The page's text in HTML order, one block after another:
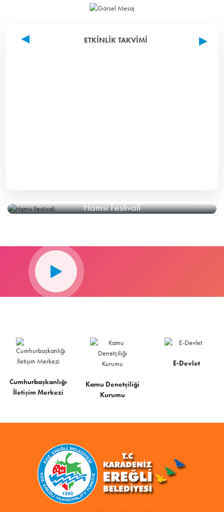
ETKINLIK TAKVIMI
Hamsi Festivali
Cumhurbaşkanlığı
İletişim Merkezi
Kamu Denetçiliği
Kurumu
E-Devlet